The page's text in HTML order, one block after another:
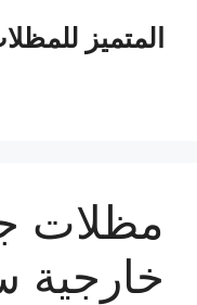
المتميز
مظلات
خارجية